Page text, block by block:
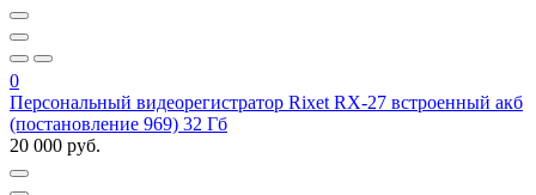
0
Персональный видеорегистратор Rixet RX-27 встроенный акб
(постановление 969) 32 Гб
20 000 руб.